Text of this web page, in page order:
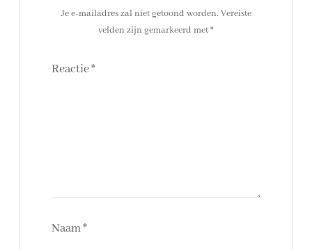
Je e-mailadres zal niet getoond worden. Vereiste
velden zijn gemarkeerd met*
Reactie*
Naam*